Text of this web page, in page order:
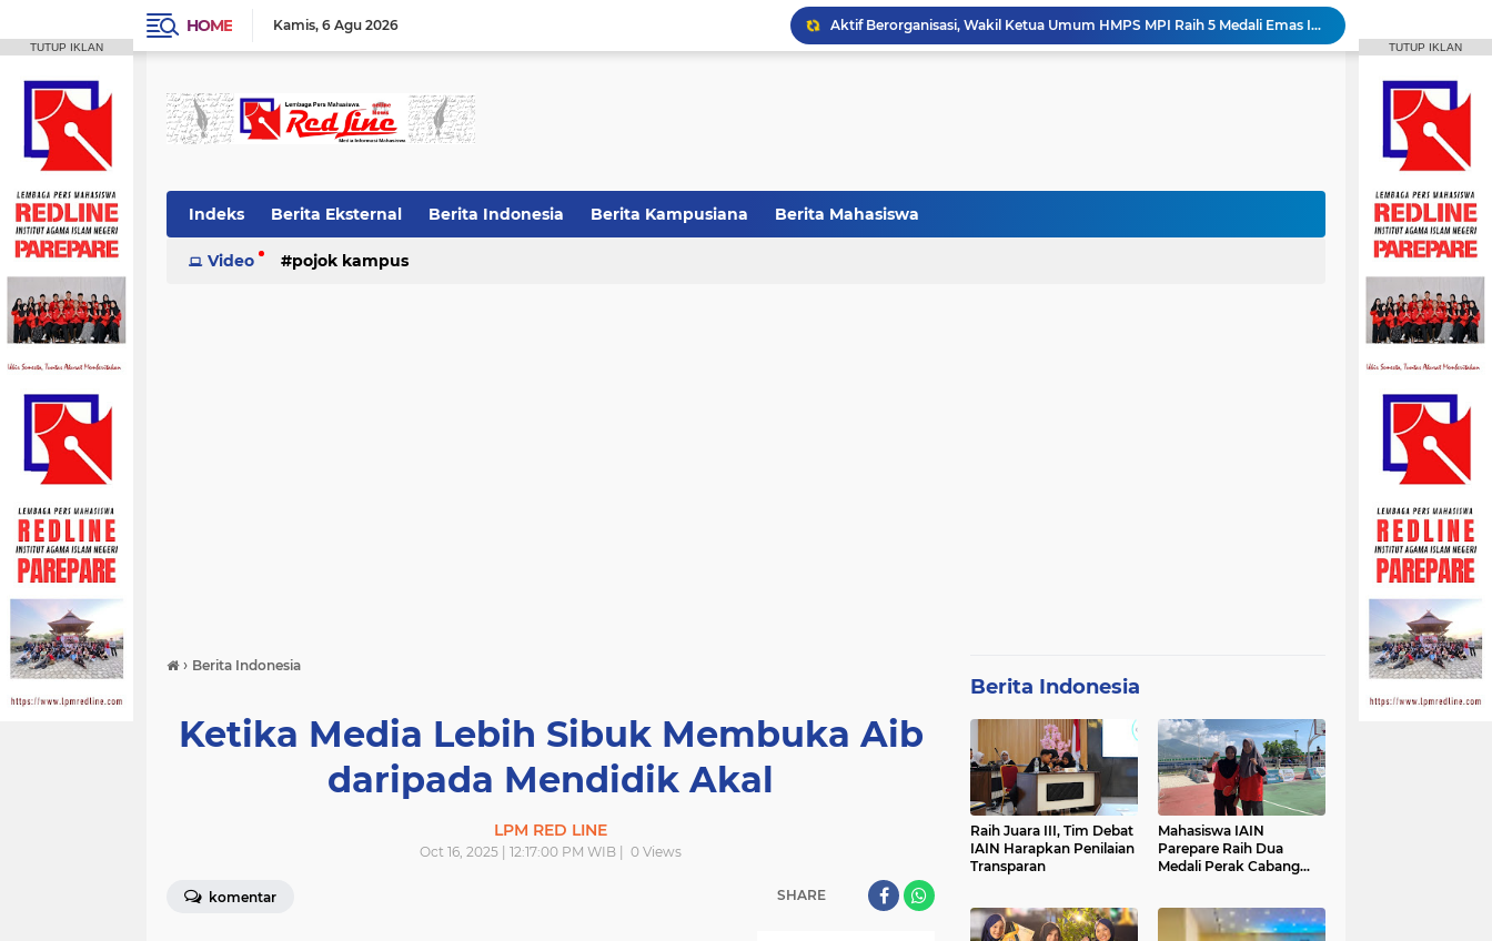
HOME Kamis 6 Agu 2026
Aktif Berorganisasi, Wakil Ketua Umum HMPS MPI Raih 5 Medali Emas ISSC
FAKSHI Gelar Yudisium, Mahasiswa Diajak Terus Semangat Berproses
Balai Pelestarian Kebudayaan Sulsel Gelar Focus Group Discussion
Animasi IAIN Parepare Resmi Gelar Traktor 2026, Siapkan Kader Jadi Trainer
Indeks Berita Eksternal Berita Indonesia Berita Kampusiana Berita Mahasiswa
Video pojok kampus
› Berita Indonesia
Ketika Media Lebih Sibuk Membuka Aib
daripada Mendidik Akal
LPM RED LINE
Oct 16, 2025 | 12:17:00 PM WIB | 0 Views
komentar SHARE
Berita Indonesia
Raih Juara III, Tim Debat
IAIN Harapkan Penilaian
Transparan
Mahasiswa IAIN
Parepare Raih Dua
Medali Perak Cabang
TUTUP IKLAN TUTUP IKLAN